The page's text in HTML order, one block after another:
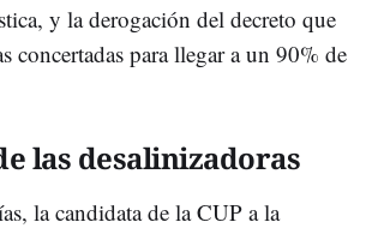
y la derogación del decreto que
concertadas para llegar a un 90% de
las desalinizadoras
la candidata de la CUP a la